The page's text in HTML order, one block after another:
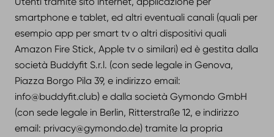
smartphone e tablet, ed altri eventuali canali (quali per
esempio app per smart tv o altri dispositivi quali
Amazon Fire Stick, Apple tv o similari) ed è gestita dalla
società Buddyfit S.r.l. (con sede legale in Genova,
Piazza Borgo Pila 39, e indirizzo email:
info@buddyfit.club) e dalla società Gymondo GmbH
(con sede legale in Berlin, Ritterstraße 12, e indirizzo
email: privacy@gymondo.de) tramite la propria